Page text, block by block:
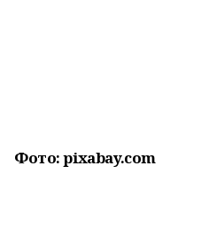
Фото: pixabay.com